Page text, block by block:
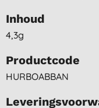
Inhoud
4,3g
Productcode
HURBOABBAN